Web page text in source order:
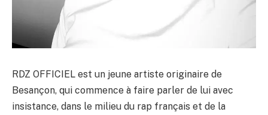
RDZ OFFICIEL est un jeune artiste originaire de
Besançon, qui commence à faire parler de lui avec
insistance, dans le milieu du rap français et de la